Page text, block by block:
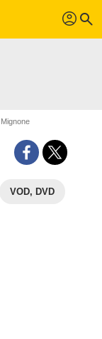
profil search
VOD, DVD